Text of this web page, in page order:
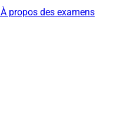
À propos des examens